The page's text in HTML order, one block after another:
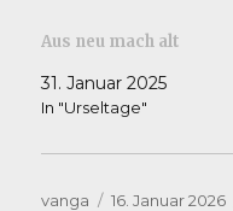
Aus neu mach alt
31. Januar 2025
In "Urseltage"
Autor
vanga
Veröffentlicht
16. Januar 2026